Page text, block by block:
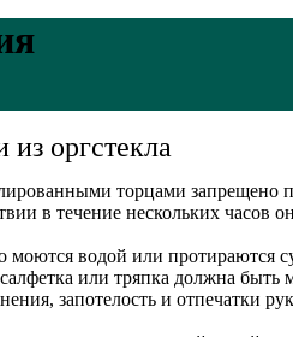
из оргстекла
торцами
в течение нескольких часов
моются водой или
или тряпка должна
запотелость и